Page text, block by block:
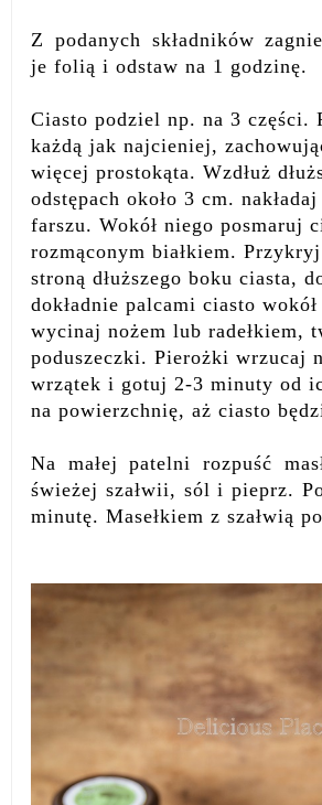
Z podanych składników
je folią i odstaw na 1 godzinę.
Ciasto podziel np. na 3 części.
każdą jak najcieniej,
więcej prostokąta. Wzdłuż
odstępach około 3 cm. nakładaj
farszu. Wokół niego posmaruj
rozmąconym białkiem.
stroną dłuższego boku ciasta,
dokładnie palcami ciasto
wycinaj nożem lub radełkiem,
poduszeczki. Pierożki wrzucaj
wrzątek i gotuj 2-3 minuty od
na powierzchnię, aż ciasto
Na małej patelni rozpuść
świeżej szałwii, sól i pieprz.
minutę. Masełkiem z szałwią